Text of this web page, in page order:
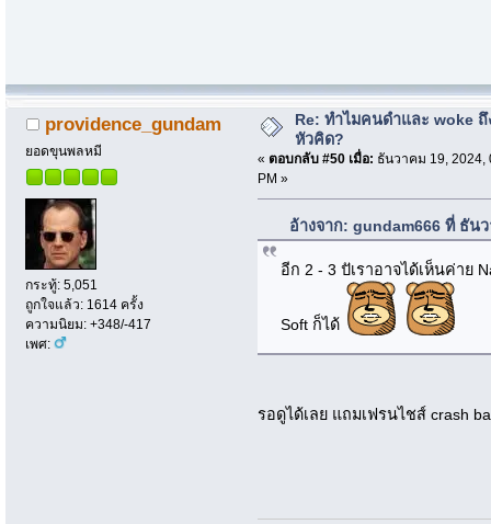
providence_gundam
ยอดขุนพลหมี
กระทู้: 5,051
ถูกใจแล้ว: 1614 ครั้ง
ความนิยม: +348/-417
เพศ:
Re: ทำไมคนดำและ woke ถึ
หัวคิด?
« ตอบกลับ #50 เมื่อ: ธันวาคม 19, 2024,
PM »
อ้างจาก: gundam666 ที่ ธัน
อีก 2 - 3 ปัเราอาจได้เห็นค่าย
Soft ก็ได้
รอดูได้เลย แถมเฟรนไชส์ crash